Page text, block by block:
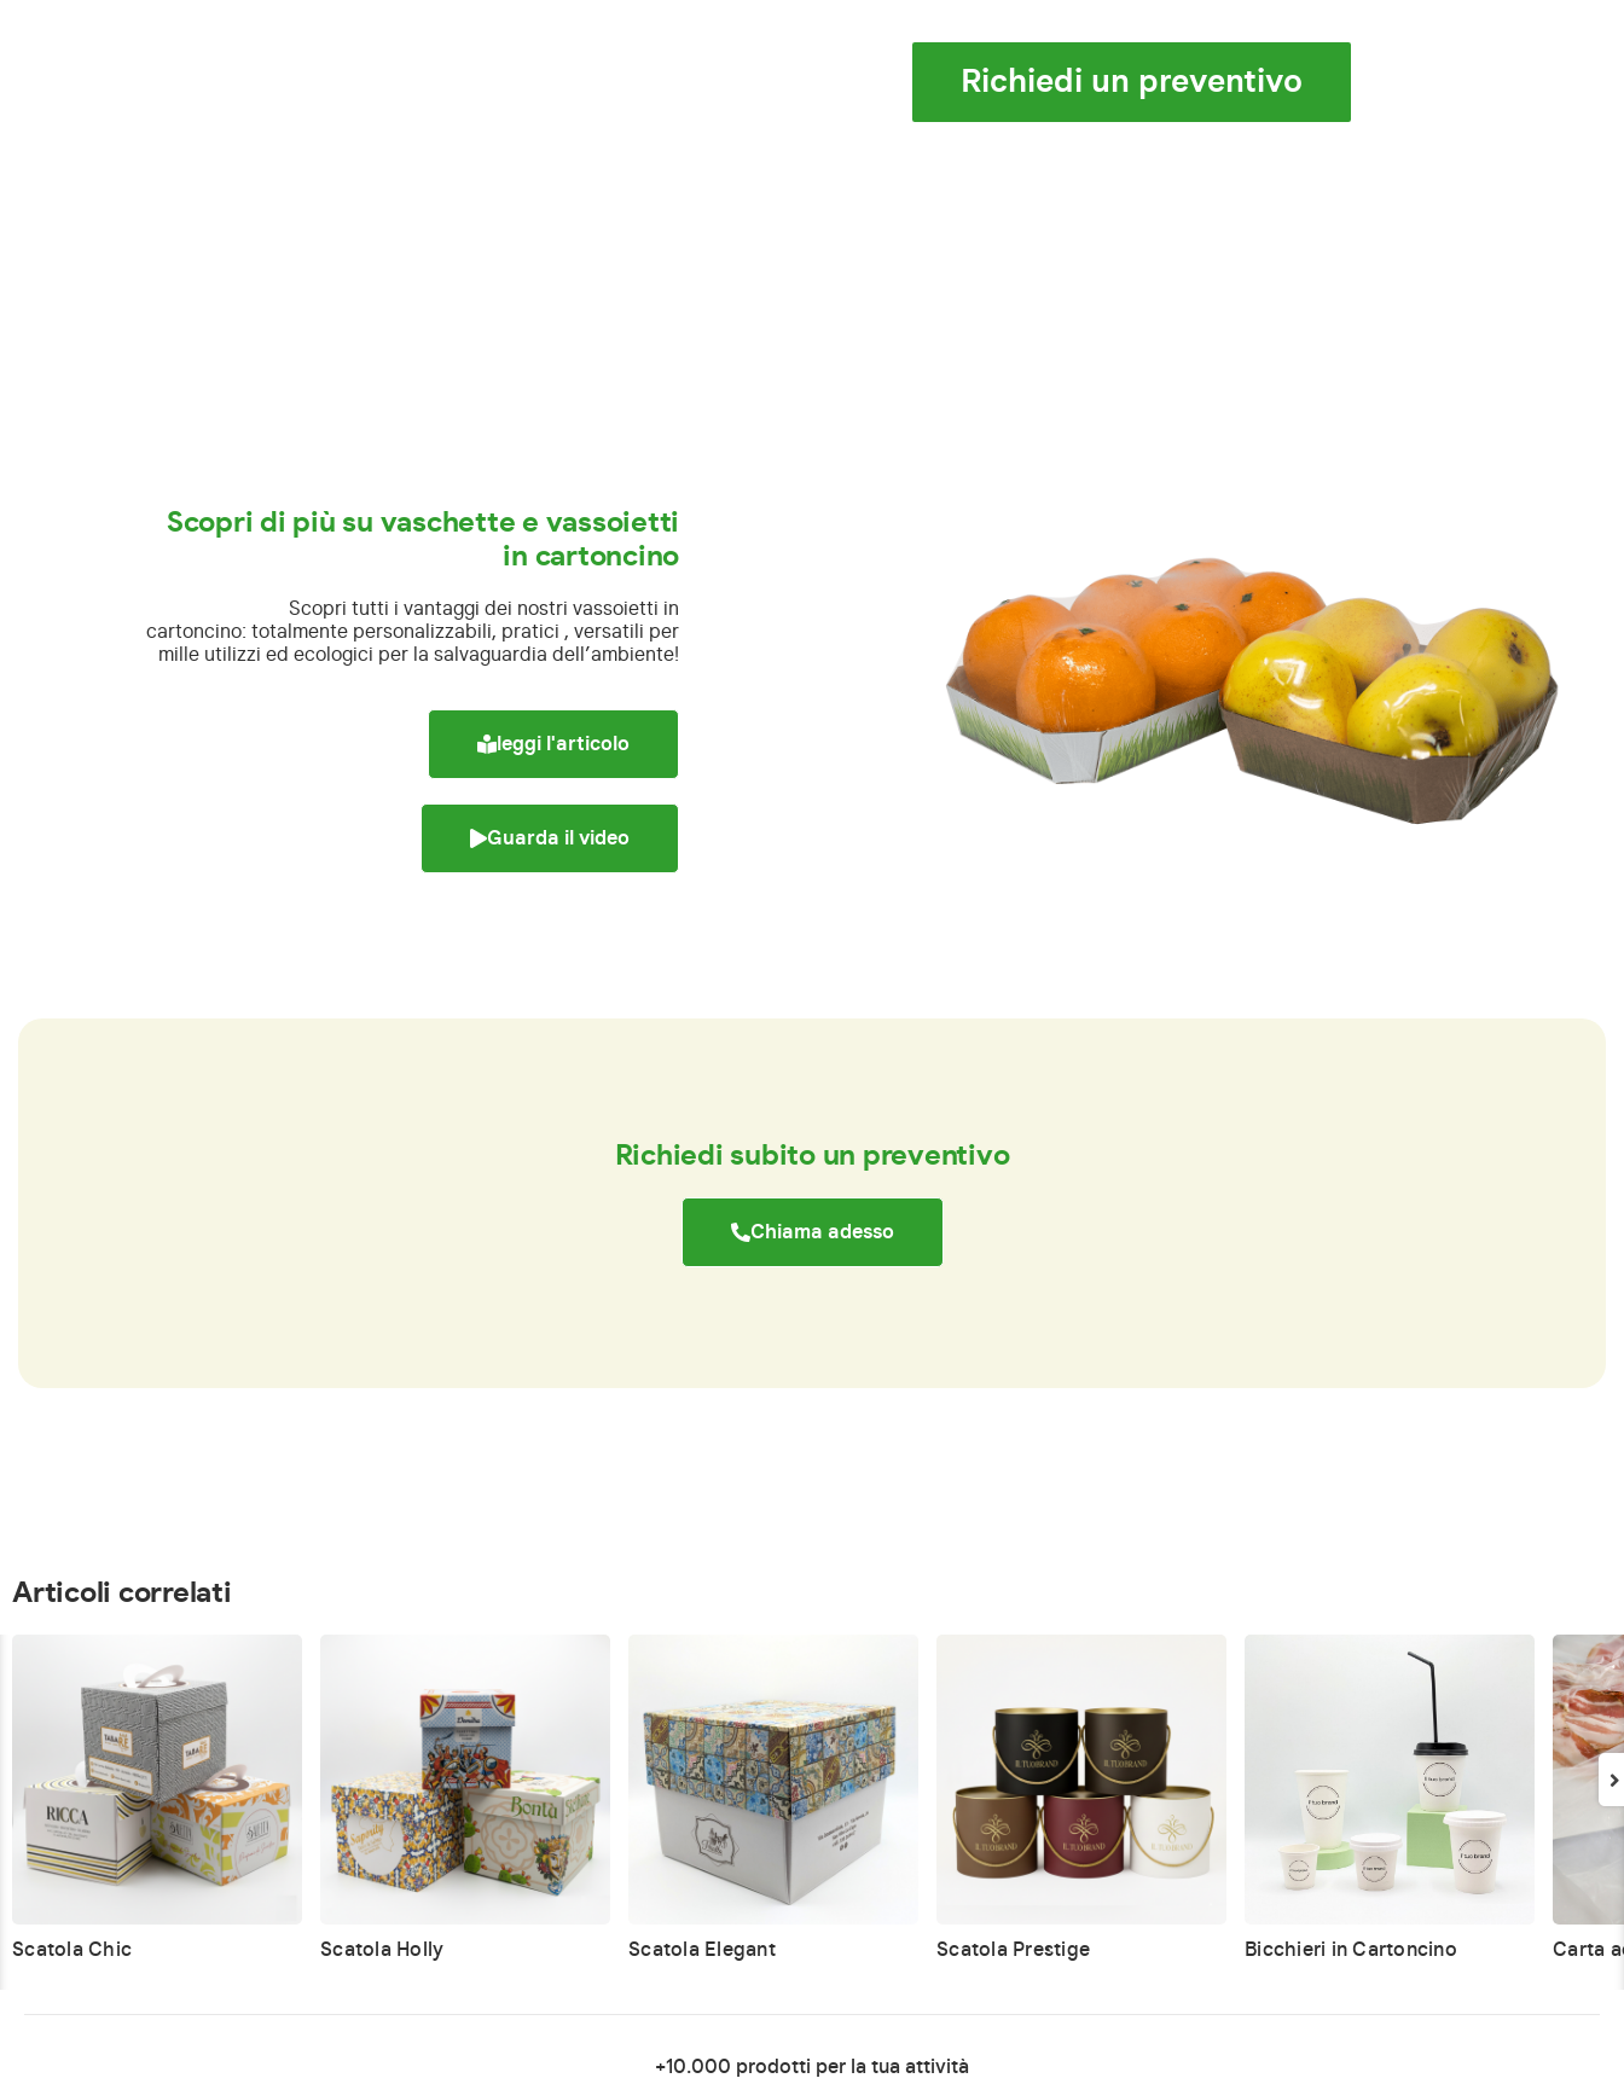
Richiedi un preventivo
Scopri di più su vaschette e vassoietti
in cartoncino
Scopri tutti i vantaggi dei nostri vassoietti in
cartoncino: totalmente personalizzabili, pratici , versatili per
mille utilizzi ed ecologici per la salvaguardia dell’ambiente!
leggi l'articolo
Guarda il video
Richiedi subito un preventivo
Chiama adesso
Articoli correlati
Scatola Chic Scatola Holly Scatola Elegant Scatola Prestige Bicchieri in Cartoncino Carta
+10.000 prodotti per la tua attività